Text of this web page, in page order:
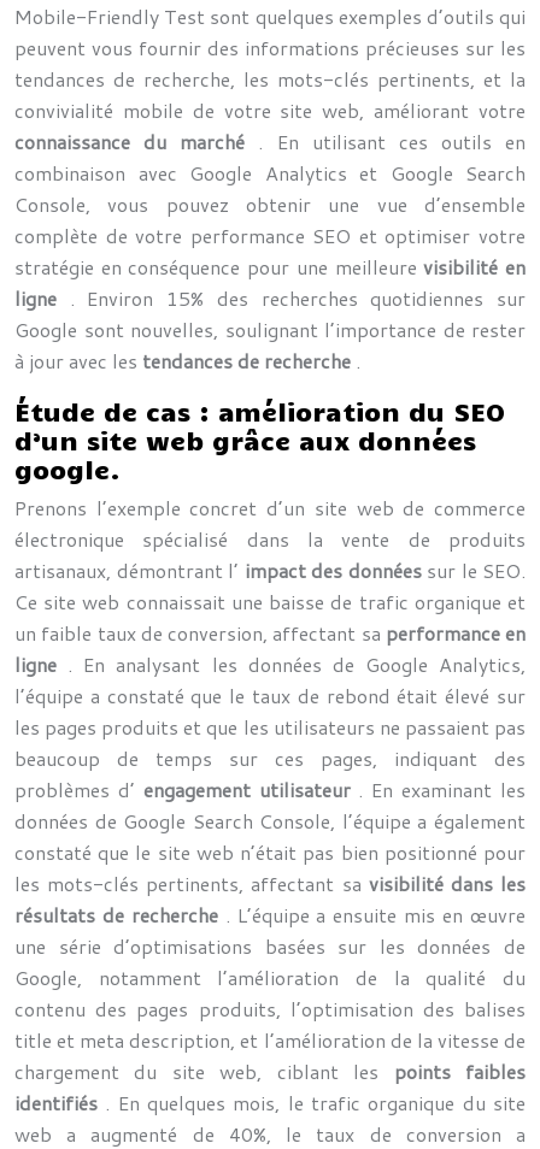
Mobile-Friendly Test sont quelques exemples d’outils qui
peuvent vous fournir des informations précieuses sur les
tendances de recherche, les mots-clés pertinents, et la
convivialité mobile de votre site web, améliorant votre
connaissance du marché . En utilisant ces outils en
combinaison avec Google Analytics et Google Search
Console, vous pouvez obtenir une vue d’ensemble
complète de votre performance SEO et optimiser votre
stratégie en conséquence pour une meilleurevisibilité en
ligne . Environ 15% des recherches quotidiennes sur
Google sont nouvelles, soulignant l’importance de rester
à jour avec les tendances de recherche .
Étude de cas : amélioration du SEO
d’un site web grâce aux données
google.
Prenons l’exemple concret d’un site web de commerce
électronique spécialisé dans la vente de produits
artisanaux, démontrant l’ impact des données sur le SEO.
Ce site web connaissait une baisse de trafic organique et
un faible taux de conversion, affectant sa performance en
ligne . En analysant les données de Google Analytics,
l’équipe a constaté que le taux de rebond était élevé sur
les pages produits et que les utilisateurs ne passaient pas
beaucoup de temps sur ces pages, indiquant des
problèmes d’ engagement utilisateur . En examinant les
données de Google Search Console, l’équipe a également
constaté que le site web n’était pas bien positionné pour
les mots-clés pertinents, affectant sa visibilité dans les
résultats de recherche . L’équipe a ensuite mis en œuvre
une série d’optimisations basées sur les données de
Google, notamment l’amélioration de la qualité du
contenu des pages produits, l’optimisation des balises
title et meta description, et l’amélioration de la vitesse de
chargement du site web, ciblant les points faibles
identifiés . En quelques mois, le trafic organique du site
web a augmenté de 40%, le taux de conversion a